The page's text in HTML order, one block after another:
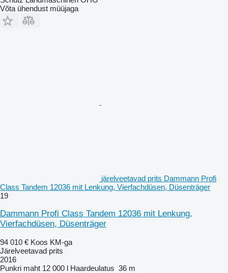
Võta ühendust müüjaga
järelveetavad prits Dammann Profi
Class Tandem 12036 mit Lenkung, Vierfachdüsen, Düsenträger
19
Dammann Profi Class Tandem 12036 mit Lenkung,
Vierfachdüsen, Düsenträger
94 010 € Koos KM-ga
Järelveetavad prits
2016
Punkri maht 12 000 l Haardeulatus 36 m